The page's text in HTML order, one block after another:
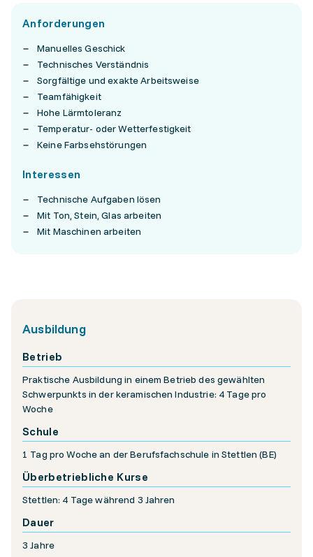
Anforderungen
Manuelles Geschick
Technisches Verständnis
Sorgfältige und exakte Arbeitsweise
Teamfähigkeit
Hohe Lärmtoleranz
Temperatur- oder Wetterfestigkeit
Keine Farbsehstörungen
Interessen
Technische Aufgaben lösen
Mit Ton, Stein, Glas arbeiten
Mit Maschinen arbeiten
Ausbildung
Betrieb
Praktische Ausbildung in einem Betrieb des gewählten
Schwerpunkts in der keramischen Industrie: 4 Tage pro
Woche
Schule
1 Tag pro Woche an der Berufsfachschule in Stettlen (BE)
Überbetriebliche Kurse
Stettlen: 4 Tage während 3 Jahren
Dauer
3 Jahre